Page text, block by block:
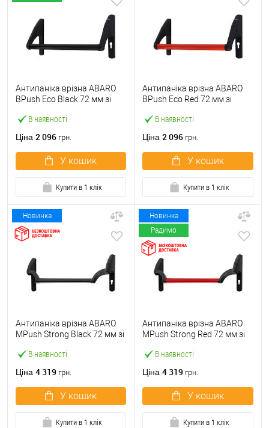
В наявності
Антипаніка врізна ABARO
BPush Eco Black 72 мм зі
Ціна 2 096 грн.
У кошик
Купити в 1 клік
В наявності
Антипаніка врізна ABARO
BPush Eco Red 72 мм зі
Ціна 2 096 грн.
У кошик
Купити в 1 клік
Новинка
В наявності
Антипаніка врізна ABARO
МPush Strong Black 72 мм зі
Ціна 4 319 грн.
У кошик
Купити в 1 клік
Новинка
Радимо
В наявності
Антипаніка врізна ABARO
МPush Strong Red 72 мм зі
Ціна 4 319 грн.
У кошик
Купити в 1 клік